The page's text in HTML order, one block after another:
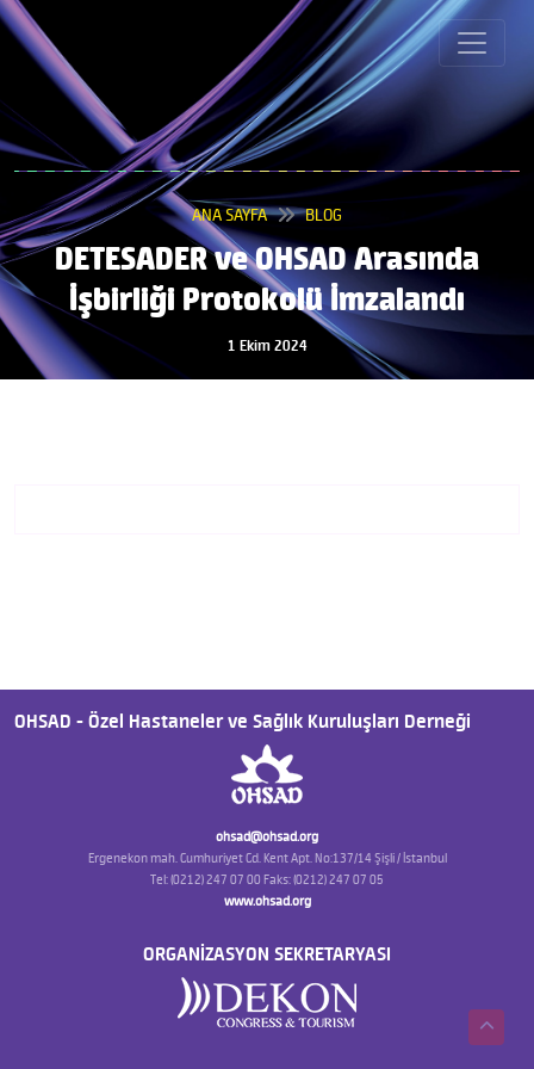
ANA SAYFA BLOG
DETESADER ve OHSAD Arasında
İşbirliği Protokolü İmzalandı
1 Ekim 2024
OHSAD - Özel Hastaneler ve Sağlık Kuruluşları Derneği
ohsad@ohsad.org
Ergenekon mah. Cumhuriyet Cd. Kent Apt. No:137/14 Şişli / İstanbul
Tel: (0212) 247 07 00 Faks: (0212) 247 07 05
www.ohsad.org
ORGANİZASYON SEKRETARYASI